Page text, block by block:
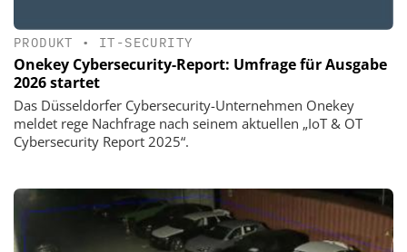
PRODUKT • IT-SECURITY
Onekey Cybersecurity-Report: Umfrage für Ausgabe
2026 startet
Das Düsseldorfer Cybersecurity-Unternehmen Onekey
meldet rege Nachfrage nach seinem aktuellen „IoT & OT
Cybersecurity Report 2025“.